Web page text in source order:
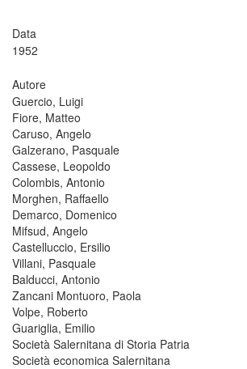
Data
1952
Autore
Guercio, Luigi
Fiore, Matteo
Caruso, Angelo
Galzerano, Pasquale
Cassese, Leopoldo
Colombis, Antonio
Morghen, Raffaello
Demarco, Domenico
Mifsud, Angelo
Castelluccio, Ersilio
Villani, Pasquale
Balducci, Antonio
Zancani Montuoro, Paola
Volpe, Roberto
Guariglia, Emilio
Società Salernitana di Storia Patria
Società economica Salernitana